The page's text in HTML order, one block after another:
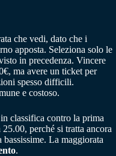
che vedi, dato che i
apposta. Seleziona solo le
in precedenza. Vincere
ma avere un ticket per
spesso difficili.
e costoso.
classifica contro la prima
perché si tratta ancora
La maggiorata
.